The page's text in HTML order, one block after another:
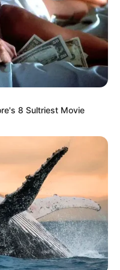
Innenbecken und ein
°C sowie eine große
für die Kinder
gibt es eine Black-
Informationen unter
- Im Erkelenzer
von einem Verein
2.000 Exponate über
besichtigt
stammen aus dem 15.
unterwww.rheinisches-f
Stadt ist heute ein
sind neben
der alten
und einige Teile der
8 Sultriest Movie